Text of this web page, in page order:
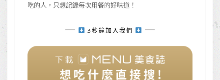
吃的人，只想記錄每次用餐的好味道！
3秒鐘加入我們